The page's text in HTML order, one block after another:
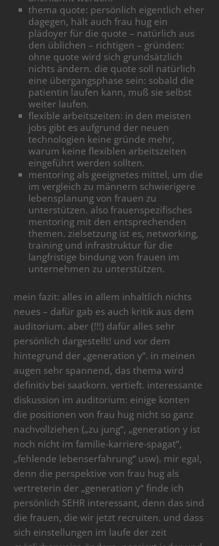
thema quote: persönlich eigentlich eher
dagegen, hält auch frau hug ein
plädoyer für die quote – natürlich aus
den üblichen – richtigen – gründen:
ohne quote wird sich grundsätzlich
nichts ändern. die quote soll natürlich
eine übergangsphase sein: sobald die
patientin laufen kann, muß sie selbst
weiter laufen.
flexible arbeitszeiten: in den meisten
jobs gibt es aufgrund der neuen
technologien keine gründe mehr,
warum keine flexiblen arbeitszeiten
eingeführt werden sollten.
mentoring als geeignetes mittel, um die
im vergleich zu männern schwierigere
lebensplanung von frauen zu
unterstützen. also frauenspezifisches
mentoring mit den entsprechenden
themen. zielsetzung ist es, networking,
training und infrastruktur für die
langfristige bindung von frauen im
unternehmen zu unterstützen.
mein fazit: alles in allem inhaltlich nichts
neues – dafür gab es auch kritik aus dem
auditorium. aber (!!!) dafür alles sehr
persönlich dargestellt! und vor dem
hintegrund der „generation y“. in meinen
augen sehr spannend, das thema wird
definitiv bei saatkorn. vertieft. interessante
diskussion im auditorium: einige konten
die positionen von frau hug nicht so ganz
nachvollziehen („zu jung“, „generation y ist
noch nicht im familie-karriere-spagat“,
„fehlende lebenserfahrung“ usw). mir egal,
denn die perspektive von frau hug als
vertreterin der „generation y“ finde ich
persönlich SEHR interessant, denn das sind
die frauen, die wir jetzt recruiten. und dass
sich einstellungen im laufe der zeit